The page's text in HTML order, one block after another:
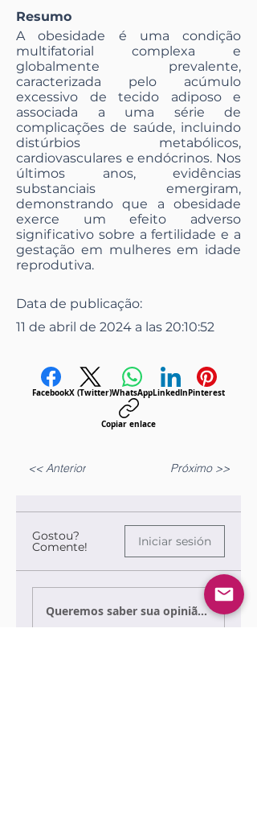
Resumo
A obesidade é uma condição
multifatorial complexa e
globalmente prevalente,
caracterizada pelo acúmulo
excessivo de tecido adiposo e
associada a uma série de
complicações de saúde, incluindo
distúrbios metabólicos,
cardiovasculares e endócrinos. Nos
últimos anos, evidências
substanciais emergiram,
demonstrando que a obesidade
exerce um efeito adverso
significativo sobre a fertilidade e a
gestação em mulheres em idade
reprodutiva.
Data de publicação:
11 de abril de 2024 a las 20:10:52
FacebookX (Twitter)WhatsAppLinkedInPinterest
Copiar enlace
<< Anterior Próximo >>
Gostou?
Comente! Iniciar sesión
Queremos saber sua opinião sobre a